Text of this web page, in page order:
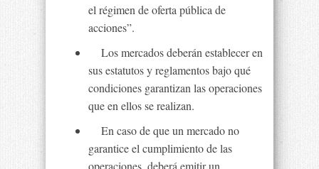
el régimen de oferta pública de
acciones”.
Los mercados deberán establecer en
sus estatutos y reglamentos bajo qué
condiciones garantizan las operaciones
que en ellos se realizan.
En caso de que un mercado no
garantice el cumplimiento de las
operaciones, deberá emitir un